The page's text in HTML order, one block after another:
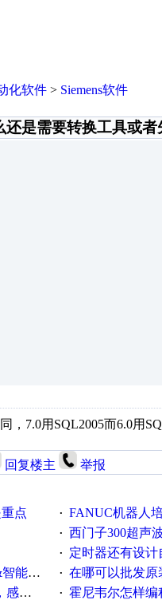
化软件 > Siemens软件
是需要转换工具或
，7.0用SQL2005而6.0用
回复楼主 举报
点 · FANUC机器人
· 西门子300超声波
· 定时器还有设
通知！ · 在哪可以批发原装正品
人！ · 霍尼韦尔怎样编